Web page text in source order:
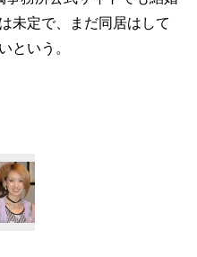
未定で、まだ同居はして
という。